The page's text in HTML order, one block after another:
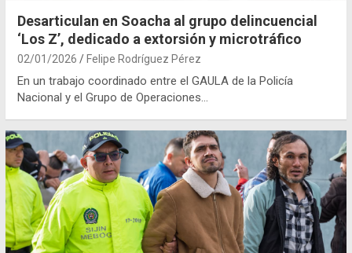
Desarticulan en Soacha al grupo delincuencial
‘Los Z’, dedicado a extorsión y microtráfico
02/01/2026 Felipe Rodríguez Pérez
En un trabajo coordinado entre el GAULA de la Policía
Nacional y el Grupo de Operaciones…